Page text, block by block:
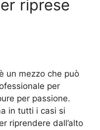
riprese
è un mezzo che può
per
per passione.
in tutti i casi si
riprendere dall’alto